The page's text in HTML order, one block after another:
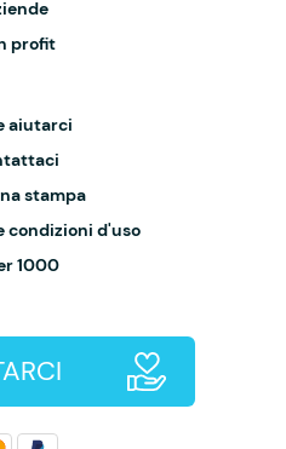
profit
aiutarci
stampa
condizioni d'uso
1000